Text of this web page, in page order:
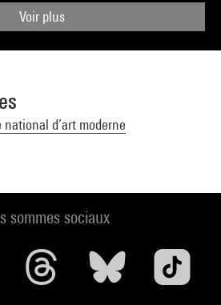
Voir plus
d’art moderne
sommes sociaux